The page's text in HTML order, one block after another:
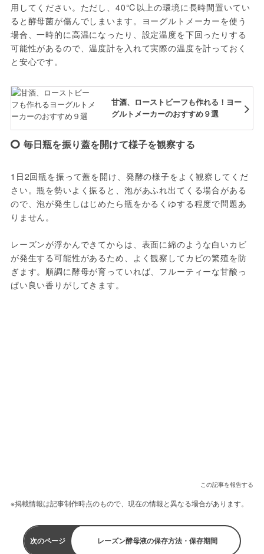
用してください。ただし、40℃以上の環境に長時間置いてい
ると酵母菌が傷んでしまいます。ヨーグルトメーカーを使う
場合、一時的に高温になったり、設定温度を下回ったりする
可能性があるので、温度計を入れて実際の温度を計っておく
と安心です。
甘酒、ローストビーフも作れる！ヨー
グルトメーカーのおすすめ９選
毎日瓶を振り蓋を開けて様子を観察する
1日2回瓶を振って蓋を開け、発酵の様子をよく観察してくだ
さい。瓶を勢いよく振ると、泡があふれ出てくる場合がある
ので、泡が発生しはじめたら瓶をかるくゆする程度で問題あ
りません。
レーズンが浮かんできてからは、表面に綿のような白いカビ
が発生する可能性があるため、よく観察してカビの繁殖を防
ぎます。順調に酵母が育っていれば、フルーティーな甘酸っ
ぱい良い香りがしてきます。
この記事を報告する
※掲載情報は記事制作時点のもので、現在の情報と異なる場合があります。
次のページ レーズン酵母液の保存方法・保存期間